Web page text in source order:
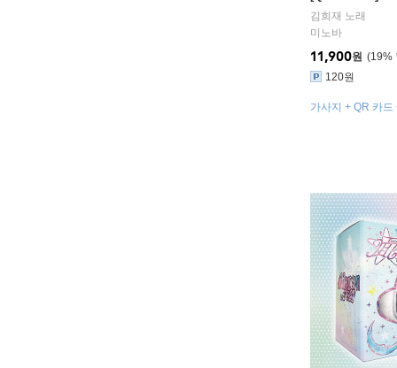
김희재 노래
미노바
19%
11,900원
120원
가사지 + QR 카